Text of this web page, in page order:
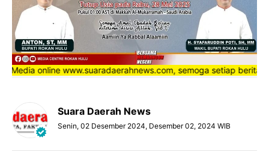
online www.suaradaerahnews.com, semoga setiap berita
Suara Daerah News
Senin, 02 Desember 2024, Desember 02, 2024 WIB